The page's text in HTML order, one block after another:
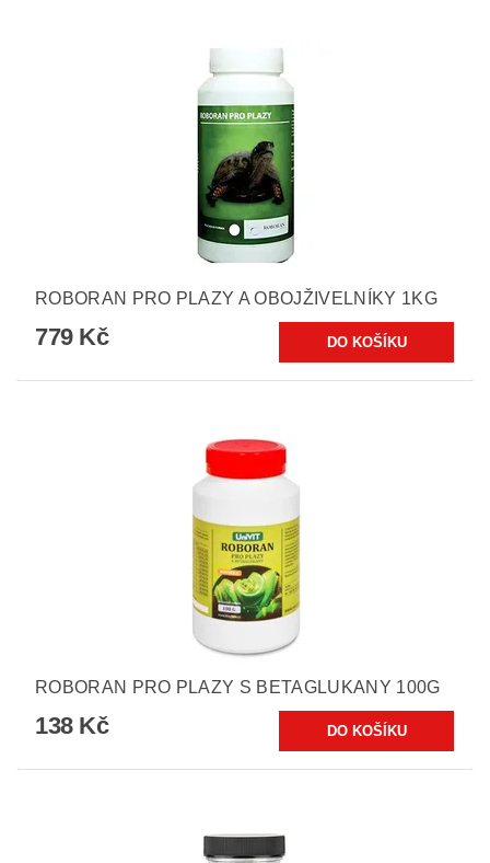
ROBORAN PRO PLAZY A OBOJŽIVELNÍKY 1KG
779 Kč
ROBORAN PRO PLAZY S BETAGLUKANY 100G
138 Kč